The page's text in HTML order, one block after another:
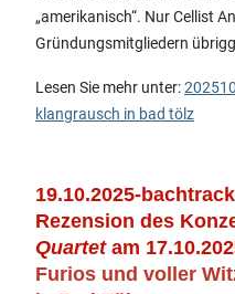
„amerikanisch“. Nur Cellist
Gründungsmitgliedern
Lesen Sie mehr unter:
klangrausch in bad tölz
19.10.2025-bachtrack
Rezension des
Quartetam
Furios und voller